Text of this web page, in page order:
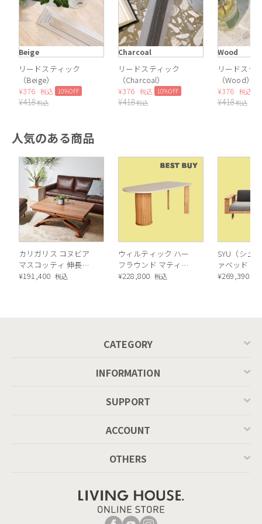
Beige
リードスティック
（Beige）
¥376 税込 10%OFF
¥418税込
Charcoal
リードスティック
（Charcoal）
¥376 税込 10%OFF
¥418税込
Wood
リードステ
（Wood）
¥376 税込
¥418税込
人気のある商品
カリガリス コヌビア
マスコッティ 伸長・
昇降式テーブル ／
¥191,400 税込
ウィルティック ハー
フラウンド マティエ
ラ塗装 ダイニングテ
¥228,800 税込
SYU（シュ
ァベッド（
ル）190cm
¥269,390
CATEGORY
INFORMATION
SUPPORT
ACCOUNT
OTHERS